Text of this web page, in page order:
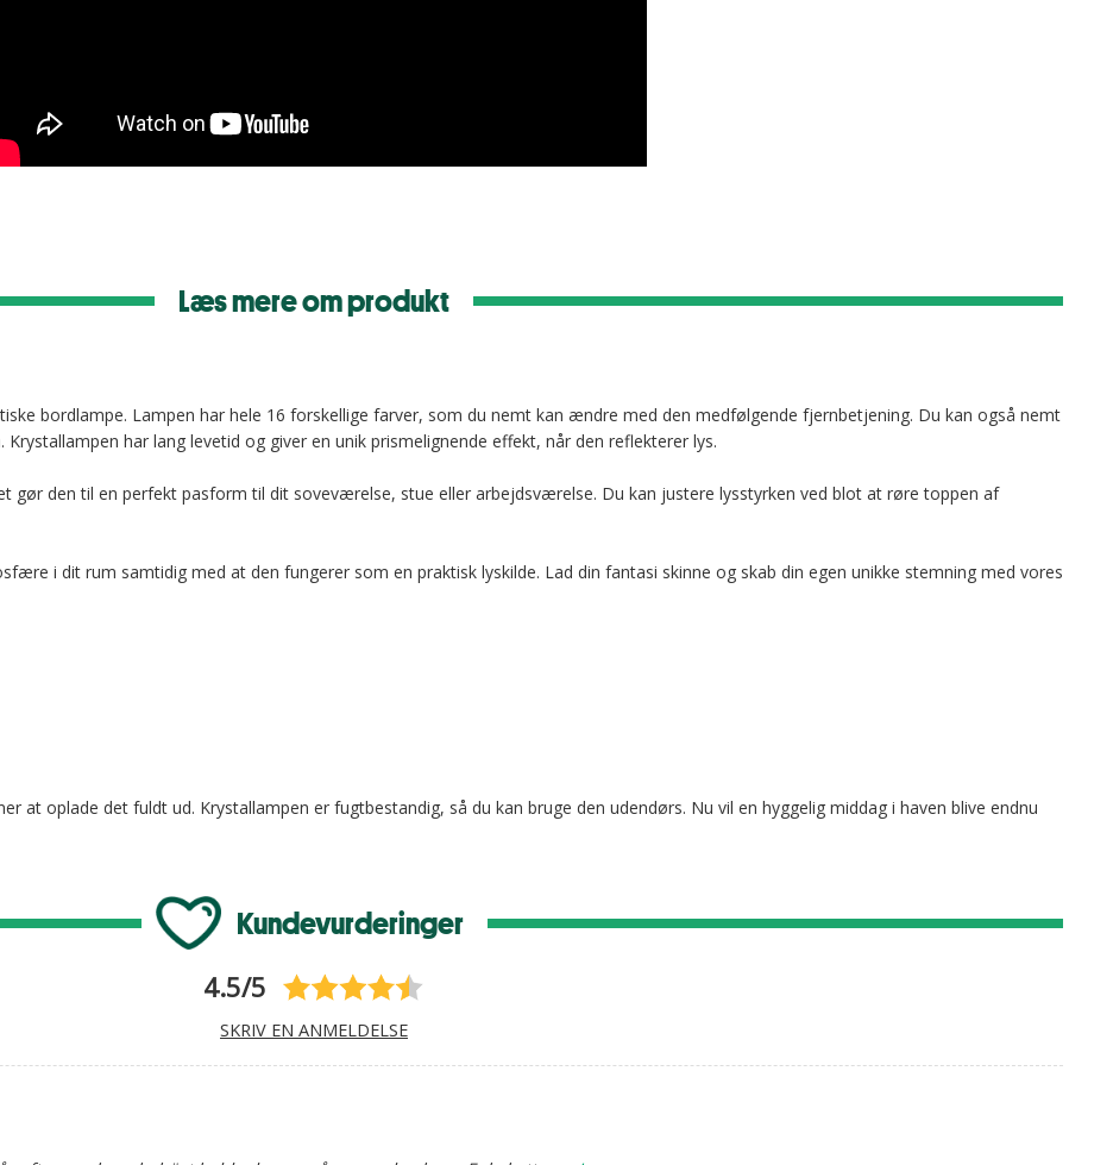
Læs mere om produkt
bordlampe. Lampen har hele 16 forskellige farver, som du nemt kan ændre med den medfølgende fjernbetjening. Du kan også nemt
har lang levetid og giver en unik prismelignende effekt, når den reflekterer lys.
gør den til en perfekt pasform til dit soveværelse, stue eller arbejdsværelse. Du kan justere lysstyrken ved blot at røre toppen af
i dit rum samtidig med at den fungerer som en praktisk lyskilde. Lad din fantasi skinne og skab din egen unikke stemning med vores
at oplade det fuldt ud. Krystallampen er fugtbestandig, så du kan bruge den udendørs. Nu vil en hyggelig middag i haven blive endnu
Kundevurderinger
4.5/5
SKRIV EN ANMELDELSE